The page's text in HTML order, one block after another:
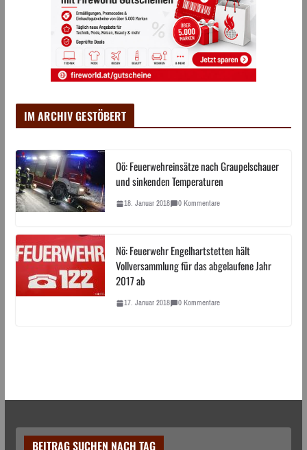
IM ARCHIV GESTÖBERT
Oö: Feuerwehreinsätze nach Graupelschauer
und sinkenden Temperaturen
18. Januar 2018 0 Kommentare
Nö: Feuerwehr Engelhartstetten hält
Vollversammlung für das abgelaufene Jahr
2017 ab
17. Januar 2018 0 Kommentare
BEITRAG SUCHEN NACH TAG